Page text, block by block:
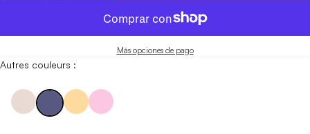
Más opciones de pago
Autres couleurs :